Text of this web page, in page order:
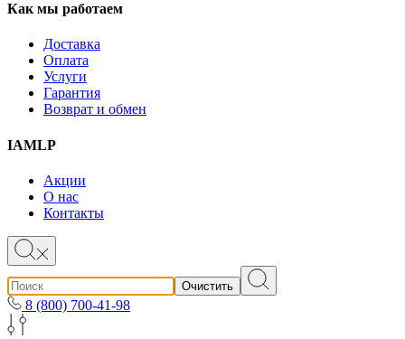
Как мы работаем
Доставка
Оплата
Услуги
Гарантия
Возврат и обмен
IAMLP
Акции
О нас
Контакты
Очистить
8 (800) 700-41-98